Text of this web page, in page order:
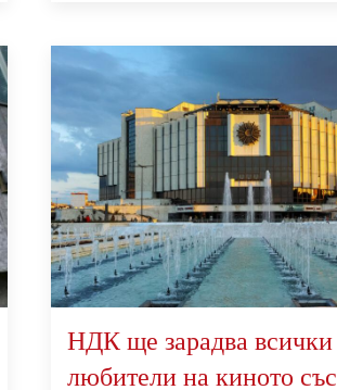
НДК ще зарадва всички
любители на киното със